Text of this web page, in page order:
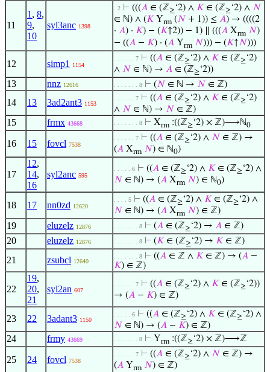
11
1 , 8,
9,
10
syl3anc 1398
. 2 ⊢ (((𝐴 ∈ (ℤ≥‘2) ∧ 𝐾 ∈ (ℤ≥‘2) ∧ 𝑁
∈ ℕ) ∧ (𝐾 Yrm (𝑁 + 1)) ≤ 𝐴) → ((((2
· 𝐴) · 𝐾) − (𝐾↑2)) − 1) ∥ (((𝐴 Xrm 𝑁)
− ((𝐴 − 𝐾) · (𝐴 Yrm 𝑁))) − (𝐾↑𝑁)))
12 simp1 1154
. . . . . . 7 ⊢ ((𝐴 ∈ (ℤ≥‘2) ∧ 𝐾 ∈ (ℤ≥‘2)
∧ 𝑁 ∈ ℕ) → 𝐴 ∈ (ℤ≥‘2))
13 nnz 12616 . . . . . . . 8 ⊢ (𝑁 ∈ ℕ → 𝑁 ∈ ℤ)
14 13 3ad2ant3 1153
. . . . . . 7 ⊢ ((𝐴 ∈ (ℤ≥‘2) ∧ 𝐾 ∈ (ℤ≥‘2)
∧ 𝑁 ∈ ℕ) → 𝑁 ∈ ℤ)
15 frmx 43668 . . . . . . . 8 ⊢ Xrm :((ℤ≥‘2) × ℤ)⟶ℕ0
16 15 fovcl 7538
. . . . . . 7 ⊢ ((𝐴 ∈ (ℤ≥‘2) ∧ 𝑁 ∈ ℤ) →
(𝐴 Xrm 𝑁) ∈ ℕ0)
17
12,
14,
16
syl2anc 595
. . . . . 6 ⊢ ((𝐴 ∈ (ℤ≥‘2) ∧ 𝐾 ∈ (ℤ≥‘2) ∧
𝑁 ∈ ℕ) → (𝐴 Xrm 𝑁) ∈ ℕ0)
18 17 nn0zd 12620
. . . . 5 ⊢ ((𝐴 ∈ (ℤ≥‘2) ∧ 𝐾 ∈ (ℤ≥‘2) ∧
𝑁 ∈ ℕ) → (𝐴 Xrm 𝑁) ∈ ℤ)
19 eluzelz 12876 . . . . . . . 8 ⊢ (𝐴 ∈ (ℤ≥‘2) → 𝐴 ∈ ℤ)
20 eluzelz 12876 . . . . . . . 8 ⊢ (𝐾 ∈ (ℤ≥‘2) → 𝐾 ∈ ℤ)
21 zsubcl 12640
. . . . . . . 8 ⊢ ((𝐴 ∈ ℤ ∧ 𝐾 ∈ ℤ) → (𝐴 −
𝐾) ∈ ℤ)
22
19,
20,
21
syl2an 607
. . . . . . 7 ⊢ ((𝐴 ∈ (ℤ≥‘2) ∧ 𝐾 ∈ (ℤ≥‘2))
→ (𝐴 − 𝐾) ∈ ℤ)
23 22 3adant3 1150
. . . . . 6 ⊢ ((𝐴 ∈ (ℤ≥‘2) ∧ 𝐾 ∈ (ℤ≥‘2) ∧
𝑁 ∈ ℕ) → (𝐴 − 𝐾) ∈ ℤ)
24 frmy 43669 . . . . . . . 8 ⊢ Yrm :((ℤ≥‘2) × ℤ)⟶ℤ
25 24 fovcl 7538
. . . . . . 7 ⊢ ((𝐴 ∈ (ℤ≥‘2) ∧ 𝑁 ∈ ℤ) →
(𝐴 Yrm 𝑁) ∈ ℤ)